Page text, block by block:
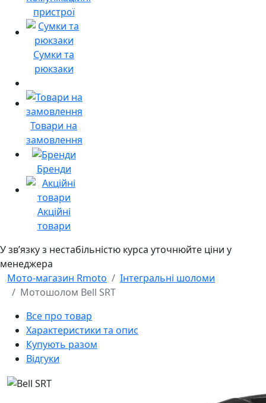
пристрої
Сумки та
рюкзаки
Товари на
замовлення
Бренди
Акційні
товари
У звʼязку з нестабільністю курса уточнюйте ціни у
менеджера
Мото-магазин Rmoto
Інтегральні шоломи
Мотошолом Bell SRT
Все про товар
Характеристики та опис
Купують разом
Відгуки